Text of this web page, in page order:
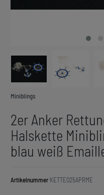
Miniblings
2er Anker
Halskette
blau weiß
Artikelnummer KETTE025APRME